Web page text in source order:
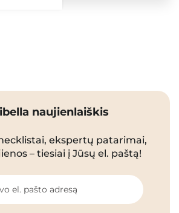
naujienlaiškis
ekspertų patarimai,
– tiesiai į Jūsų el. paštą!
el. pašto adresą